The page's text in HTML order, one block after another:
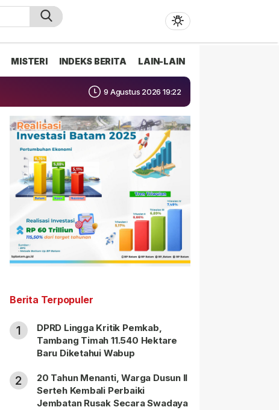
MISTERI INDEKS BERITA LAIN-LAIN
9 Agustus 2026 19:22
Berita Terpopuler
1
DPRD Lingga Kritik Pemkab,
Tambang Timah 11.540 Hektare
Baru Diketahui Wabup
2
20 Tahun Menanti, Warga Dusun II
Serteh Kembali Perbaiki
Jembatan Rusak Secara Swadaya